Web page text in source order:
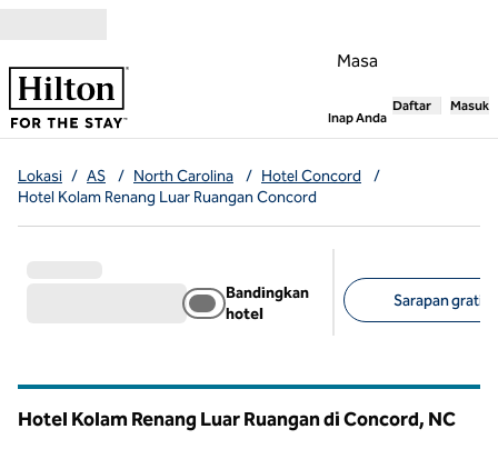
Masa
Inap Anda,Membuka
Daftar Masuk
Lokasi / AS / North Carolina / Hotel Concord
/
Hotel Kolam Renang Luar Ruangan Concord
Bandingkan
hotel
Sarapan gratis
Hotel Kolam Renang Luar Ruangan di Concord, NC